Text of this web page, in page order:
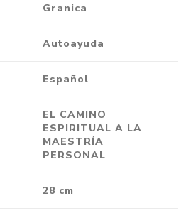
Granica
Autoayuda
Español
EL CAMINO
ESPIRITUAL A LA
MAESTRÍA
PERSONAL
28 cm